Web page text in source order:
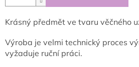
Krásný předmět ve tvaru věčného
Výroba je velmi technický proces
vyžaduje ruční práci.